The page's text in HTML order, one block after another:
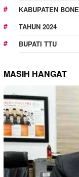
KABUPATEN BONE
TAHUN 2024
BUPATI TTU
MASIH HANGAT